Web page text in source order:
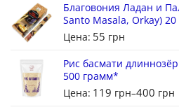
Благовония Ладан и
Santo Masala, Orkay)
Цена: 55 грн
Рис басмати
500 грамм*
Цена: 119 грн–400 грн